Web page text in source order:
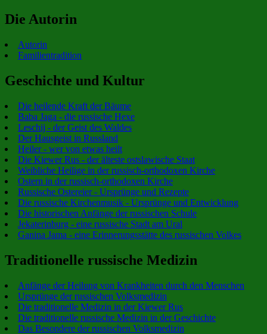
Die Autorin
Autorin
Familientradition
Geschichte und Kultur
Die heilende Kraft der Bäume
Baba Jaga - die russische Hexe
Leschij - der Geist des Waldes
Der Hausgeist in Russland
Heiler - wer von etwas heilt
Die Kiewer Rus - der älteste ostslawische Staat
Weibliche Heilige in der russisch-orthodoxen Kirche
Ostern in der russisch-orthodoxen Kirche
Russische Ostereier - Ursprünge und Rezepte
Die russische Kirchenmusik - Ursprünge und Entwicklung
Die historischen Anfänge der russischen Schule
Jekaterinburg - eine russische Stadt am Ural
Ganina Jama - eine Erinnerungsstätte des russischen Volkes
Traditionelle russische Medizin
Anfänge der Heilung von Krankheiten durch den Menschen
Ursprünge der russischen Volksmedizin
Die traditionelle Medizin in der Kiewer Rus
Die traditionelle russische Medizin in der Geschichte
Das Besondere der russischen Volksmedizin